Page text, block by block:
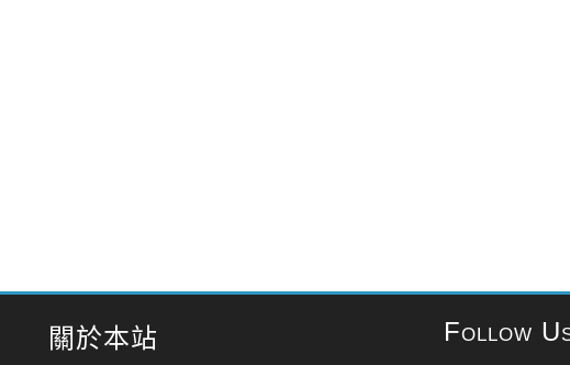
關於本站 Follow